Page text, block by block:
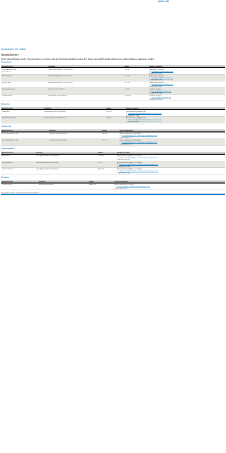
Seite drucken Schließen
Freizeit, Kultur & Tourismus Räumlichkeiten
Räumlichkeiten
Diese Übersicht zeigt, welche Räumlichkeiten von Vereinen oder der Gemeinde angeboten werden. Bei Bedarf kann direkt Kontakt aufgenommen und eine Nutzung abgestimmt werden.
Friesenheim
Räumlichkeit Standort Größe
Ansprechpartner
Mehrzweckräume
1 / 2 / 3 / 4
Sternenberghalle Friesenheim 100 m²
Sebastian Göppert
sgoeppert@friesenheim.de
07821/6337-202
Kleiner Saal
Sternenberghalle Friesenheim 215 m²
Sebastian Göppert
sgoeppert@friesenheim.de
07821/6337-202
Großer Saal
Sternenberghalle Friesenheim 512 m²
Sebastian Göppert
sgoeppert@friesenheim.de
07821/6337-202
Bewegungsraum
Mensa Friesenheim 148 m²
Jochen Gnegel
jgnegel@friesenheim.de
07821/6337-521
3 Hallenteile
Sporthalle Friesenheim 1215 m²
Jochen Gnegel
jgnegel@friesenheim.de
07821/6337-521
Oberweier
Räumlichkeit Standort Größe
Ansprechpartner
Hallenteil
Waldmattenhalle Oberweier 450 m²
Ortsverwaltung Oberweier
oberweier@ortsverwaltung.friesenheim.de
07821/6337-721
Aufenthaltsräume
Altes Schulhaus Oberweier 78 m²
Ortsverwaltung Oberweier
oberweier@ortsverwaltung.friesenheim.de
07821/6337-721
Heiligenzell
Räumlichkeit Standort Größe
Ansprechpartner
Mehrzweckraum EG
Schlössle Heiligenzell 35 m²
Ortsverwaltung Heiligenzell
heiligenzell@ortsverwaltung.friesenheim.de
07821/6337-771
Mehrzweckraum OG
Schlössle Heiligenzell 35 m²
Ortsverwaltung Heiligenzell
heiligenzell@ortsverwaltung.friesenheim.de
07821/6337-771
Oberschopfheim
Räumlichkeit Standort Größe
Ansprechpartner
Hallenteil
Auberghalle Oberschopfheim 420 m²
Ortsverwaltung Oberschopfheim
oberschopfheim@ortsverwaltung.friesenheim.de
07821/6337-741
Vereinsraum 1
Auberghalle Oberschopfheim 76 m²
Ortsverwaltung Oberschopfheim
oberschopfheim@ortsverwaltung.friesenheim.de
07821/6337-741
Vereinsraum 2
Auberghalle Oberschopfheim 100 m²
Ortsverwaltung Oberschopfheim
oberschopfheim@ortsverwaltung.friesenheim.de
07821/6337-741
Schuttern
Räumlichkeit Standort Größe
Ansprechpartner
3 Hallenteile
Offohalle Schuttern 1200 m²
Ortsverwaltung Schuttern
schuttern@ortsverwaltung.friesenheim.de
07821/6337-761
Copyright © 2023 - 2025 Gemeinde Friesenheim